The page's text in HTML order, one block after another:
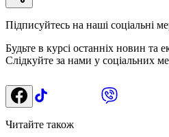
Підписуйтесь на наші соціальні
Будьте в курсі останніх новин та
Слідкуйте за нами у соціальних
Читайте також